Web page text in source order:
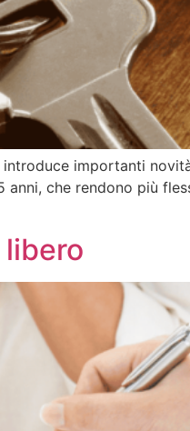
importanti
che rendono più